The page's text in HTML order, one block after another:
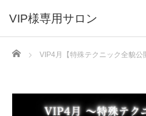
VIP様専用サロン
Home VIP4月【特殊テクニック全貌公